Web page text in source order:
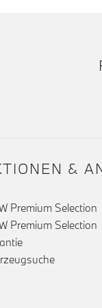
&
Premium Selection
Premium Selection